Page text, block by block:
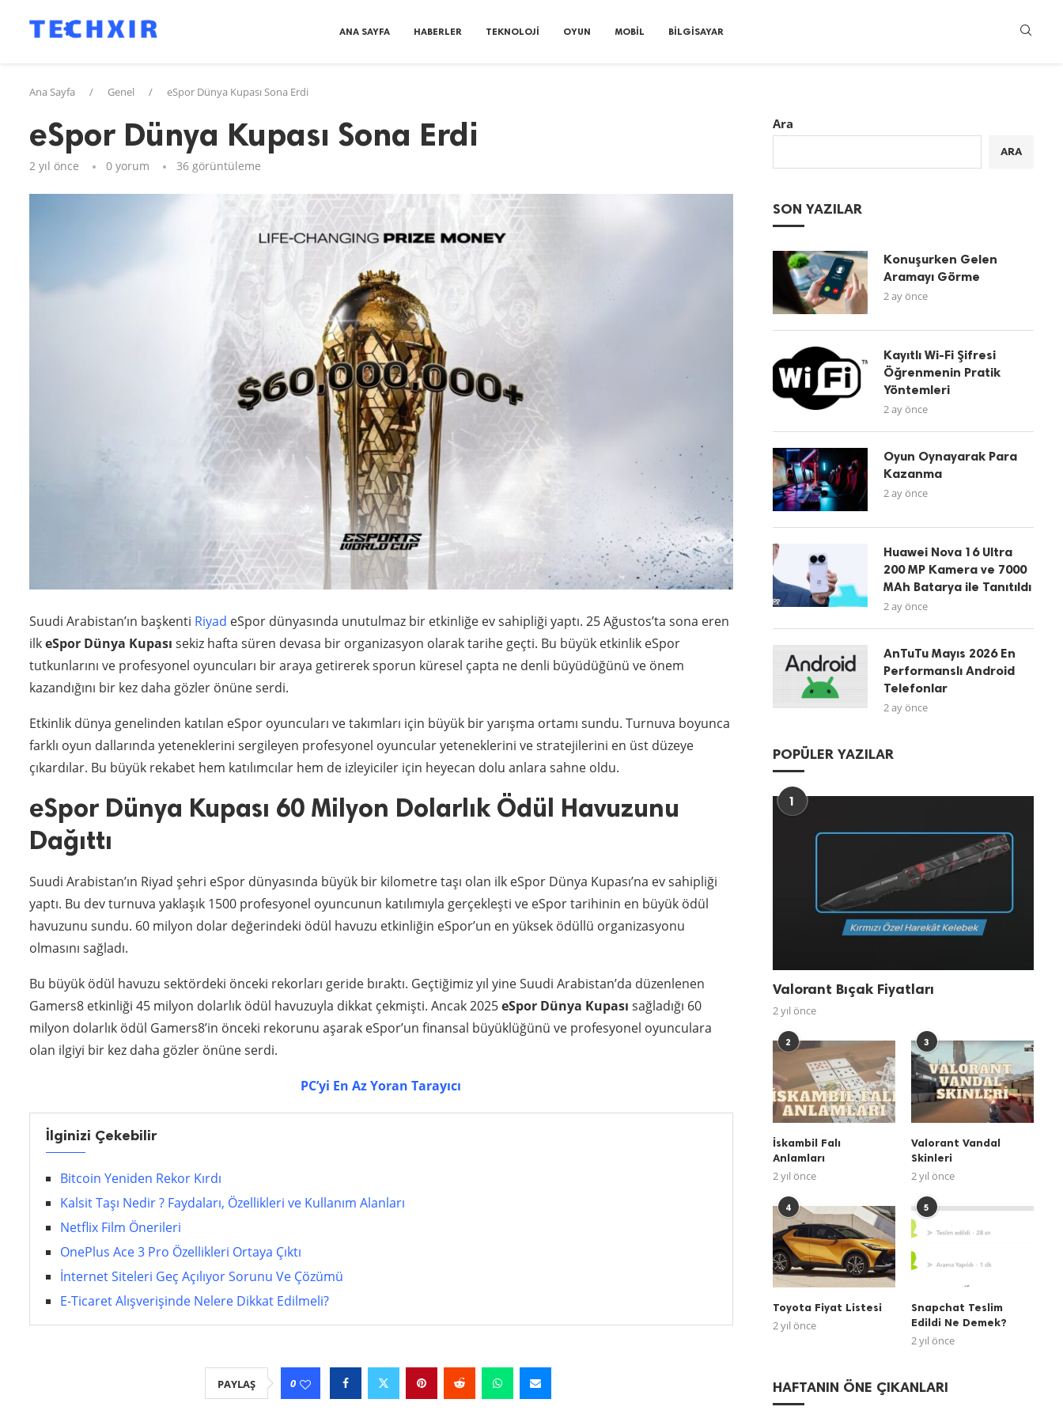
ANA SAYFA HABERLER TEKNOLOJI OYUN MOBIL BILGISAYAR
Ana Sayfa / Genel / eSpor Dünya Kupası Sona Erdi
eSpor Dünya Kupası Sona Erdi
2 yıl önce 0 yorum 36 görüntüleme
Suudi Arabistan’ın başkenti Riyad eSpor dünyasında unutulmaz bir etkinliğe ev sahipliği yaptı. 25 Ağustos’ta sona eren
ilkeSpor Dünya Kupası sekiz hafta süren devasa bir organizasyon olarak tarihe geçti. Bu büyük etkinlik eSpor
tutkunlarını ve profesyonel oyuncuları bir araya getirerek sporun küresel çapta ne denli büyüdüğünü ve önem
kazandığını bir kez daha gözler önüne serdi.
Etkinlik dünya genelinden katılan eSpor oyuncuları ve takımları için büyük bir yarışma ortamı sundu. Turnuva boyunca
farklı oyun dallarında yeteneklerini sergileyen profesyonel oyuncular yeteneklerini ve stratejilerini en üst düzeye
çıkardılar. Bu büyük rekabet hem katılımcılar hem de izleyiciler için heyecan dolu anlara sahne oldu.
eSpor Dünya Kupası 60 Milyon Dolarlık Ödül Havuzunu
Dağıttı
Suudi Arabistan’ın Riyad şehri eSpor dünyasında büyük bir kilometre taşı olan ilk eSpor Dünya Kupası’na ev sahipliği
yaptı. Bu dev turnuva yaklaşık 1500 profesyonel oyuncunun katılımıyla gerçekleşti ve eSpor tarihinin en büyük ödül
havuzunu sundu. 60 milyon dolar değerindeki ödül havuzu etkinliğin eSpor’un en yüksek ödüllü organizasyonu
olmasını sağladı.
Bu büyük ödül havuzu sektördeki önceki rekorları geride bıraktı. Geçtiğimiz yıl yine Suudi Arabistan’da düzenlenen
Gamers8 etkinliği 45 milyon dolarlık ödül havuzuyla dikkat çekmişti. Ancak 2025eSpor Dünya Kupası sağladığı 60
milyon dolarlık ödül Gamers8’in önceki rekorunu aşarak eSpor’un finansal büyüklüğünü ve profesyonel oyunculara
olan ilgiyi bir kez daha gözler önüne serdi.
PC’yi En Az Yoran Tarayıcı
İlginizi Çekebilir
Bitcoin Yeniden Rekor Kırdı
Kalsit Taşı Nedir ? Faydaları, Özellikleri ve Kullanım Alanları
Netflix Film Önerileri
OnePlus Ace 3 Pro Özellikleri Ortaya Çıktı
İnternet Siteleri Geç Açılıyor Sorunu Ve Çözümü
E-Ticaret Alışverişinde Nelere Dikkat Edilmeli?
PAYLAŞ 0
Ara
ARA
SON YAZILAR
Konuşurken Gelen
Aramayı Görme
2 ay önce
Kayıtlı Wi-Fi Şifresi
Öğrenmenin Pratik
Yöntemleri
2 ay önce
Oyun Oynayarak Para
Kazanma
2 ay önce
Huawei Nova 16 Ultra
200 MP Kamera ve 7000
MAh Batarya ile Tanıtıldı
2 ay önce
AnTuTu Mayıs 2026 En
Performanslı Android
Telefonlar
2 ay önce
POPÜLER YAZILAR
1
Valorant Bıçak Fiyatları
2 yıl önce
2
İskambil Falı
Anlamları
2 yıl önce
3
Valorant Vandal
Skinleri
2 yıl önce
4
Toyota Fiyat Listesi
2 yıl önce
5
Snapchat Teslim
Edildi Ne Demek?
2 yıl önce
HAFTANIN ÖNE ÇIKANLARI